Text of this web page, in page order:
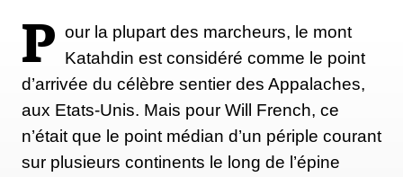
le plus courageux. Et oui, je voudrais vraiment que
ma fille et mon fils fassent cette expérience. Je
voudrais vraiment que nous ayons tous cette
expérience-là ».
P our la plupart des marcheurs, le mont
Katahdin est considéré comme le point
d’arrivée du célèbre sentier des Appalaches,
aux Etats-Unis. Mais pour Will French, ce
n’était que le point médian d’un périple courant
sur plusieurs continents le long de l’épine